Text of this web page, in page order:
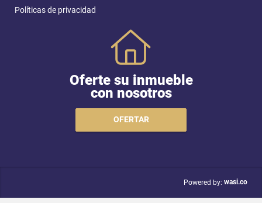
Políticas de privacidad
Oferte su inmueble
con nosotros
OFERTAR
Powered by: wasi.co